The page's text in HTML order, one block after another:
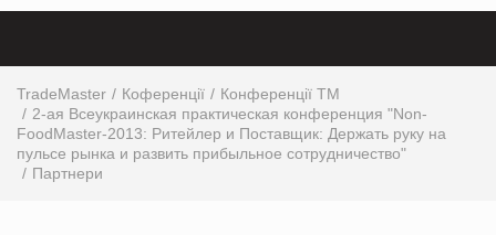
TradeMaster Коференції
Конференції ТМ
2-ая Всеукраинская практическая конференция "Non-
FoodMaster-2013: Ритейлер и Поставщик: Держать руку на
пульсе рынка и развить прибыльное сотрудничество"
Партнери